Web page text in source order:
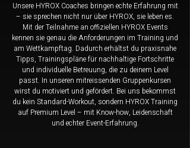
Unsere HYROX Coaches bringen echte Erfahrung mit
– sie sprechen nicht nur über HYROX, sie leben es.
Mit der Teilnahme an offiziellen HYROX Events
kennen sie genau die Anforderungen im Training und
am Wettkampftag. Dadurch erhältst du praxisnahe
Tipps, Trainingspläne für nachhaltige Fortschritte
und individuelle Betreuung, die zu deinem Level
passt. In unseren mitreissenden Gruppenkursen
wirst du motiviert und gefördert. Bei uns bekommst
du kein Standard-Workout, sondern HYROX Training
auf Premium Level – mit Know-how, Leidenschaft
und echter Event-Erfahrung.